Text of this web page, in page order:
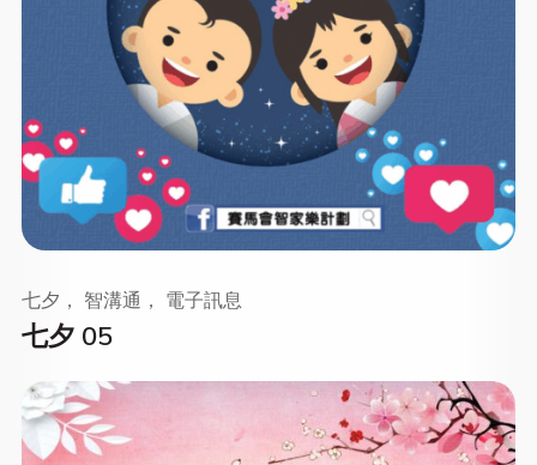
七夕 05
七夕， 智溝通， 電子訊息